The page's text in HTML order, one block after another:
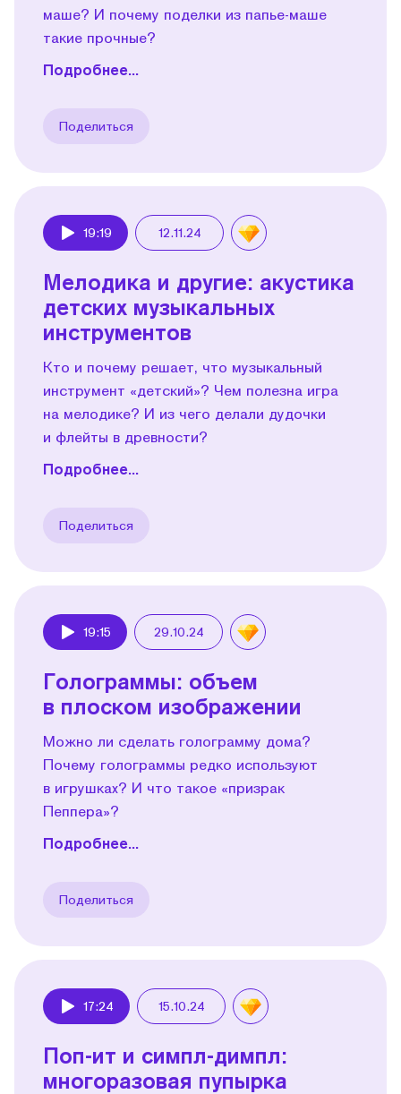
маше? И почему поделки из папье-маше
такие прочные?
Подробнее...
Поделиться
19:19 12.11.24
Мелодика и другие: акустика
детских музыкальных
инструментов
Кто и почему решает, что музыкальный
инструмент «детский»? Чем полезна игра
на мелодике? И из чего делали дудочки
и флейты в древности?
Подробнее...
Поделиться
19:15 29.10.24
Голограммы: объем
в плоском изображении
Можно ли сделать голограмму дома?
Почему голограммы редко используют
в игрушках? И что такое «призрак
Пеппера»?
Подробнее...
Поделиться
17:24 15.10.24
Поп-ит и симпл-димпл:
многоразовая пупырка